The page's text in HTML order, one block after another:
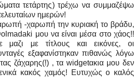
τετάρτης) τρέχω να συμμαζέψω
ημερών!
-χαρωπή την κυριακή το βράδυ,
μου να είναι μέσα στο χάος!!
μαζι με τίτλους και εικόνες, οι
εξαφανίστηκαν πιθανώς λόγω
ζάχαρης(!) , τα widgetακια μου δεν
κακός χαμός! Ευτυχώς ο καλός